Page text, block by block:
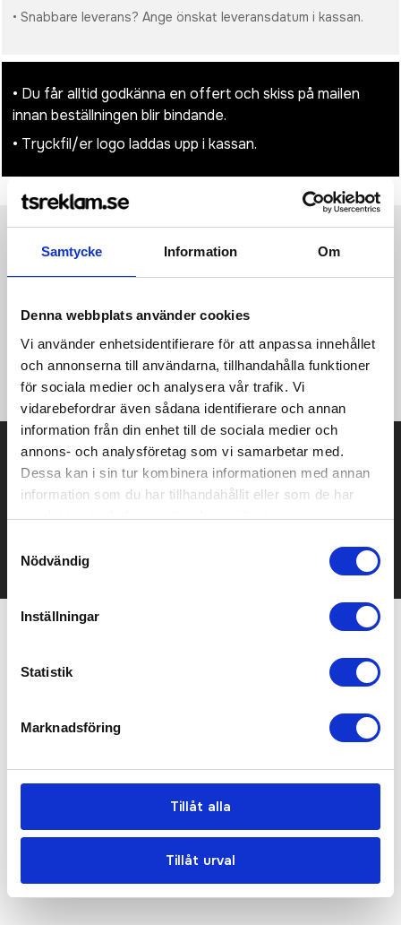
Samtycke Information Om
Denna webbplats använder cookies
Vi använder enhetsidentifierare för att anpassa innehållet
och annonserna till användarna, tillhandahålla funktioner
för sociala medier och analysera vår trafik. Vi
vidarebefordrar även sådana identifierare och annan
information från din enhet till de sociala medier och
annons- och analysföretag som vi samarbetar med.
Dessa kan i sin tur kombinera informationen med annan
information som du har tillhandahållit eller som de har
samlat in när du har använt deras tjänster.
Nödvändig
Inställningar
Statistik
Marknadsföring
Tillåt alla
Tillåt urval
• Snabbare leverans? Ange önskat leveransdatum i kassan.
• Du får alltid godkänna en offert och skiss på mailen
innan beställningen blir bindande.
• Tryckfil/er logo laddas upp i kassan.
Produktinformation SpecifikationerPristabell Recensioner
dragkedja med hakskydd och löpare. Tre fickor med
kombinerad dragkedja med löpare. Elastisk dragsnodd och
spännen på den nedre fållen. Vattentät. Vindtät modell.
Modellen är 184 cm och bär storlek L.
Prisuppgift på mailen?
Kontakta oss här för att få förslag på produkt och pris över
Det går också utmärkt att bara ställa frågor!